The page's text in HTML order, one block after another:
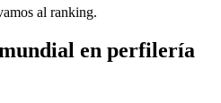
al ranking.
en perfilería